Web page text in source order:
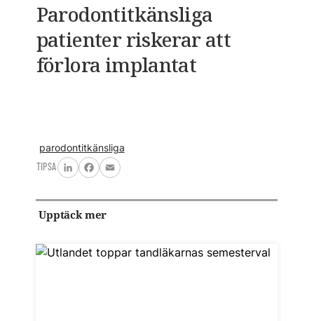
Parodontitkänsliga
patienter riskerar att
förlora implantat
parodontitkänsliga
TIPSA
LinkedInFacebook
Email
Upptäck mer